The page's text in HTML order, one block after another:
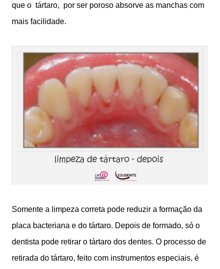
que o tártaro, por ser poroso absorve as manchas com
mais facilidade.
Somente a limpeza correta pode reduzir a formação da
placa bacteriana e do tártaro. Depois de formado, só o
dentista pode retirar o tártaro dos dentes. O processo de
retirada do tártaro, feito com instrumentos especiais, é